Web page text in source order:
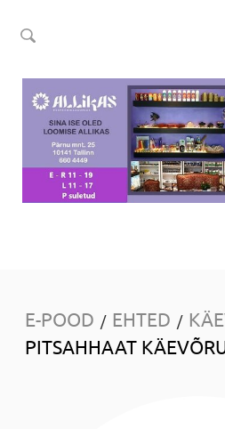
E-POOD / EHTED /
PITSAHHAAT